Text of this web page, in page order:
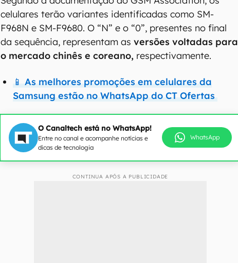
celulares terão variantes identificadas como SM-
F968N e SM-F9680. O “N” e o “0”, presentes no final
da sequência, representam asversões voltadas para
o mercado chinês e coreano, respectivamente.
📱 As melhores promoções em celulares da
Samsung estão no WhatsApp do CT Ofertas
O Canaltech está no WhatsApp!
Entre no canal e acompanhe notícias e
dicas de tecnologia
WhatsApp
CONTINUA APÓS A PUBLICIDADE